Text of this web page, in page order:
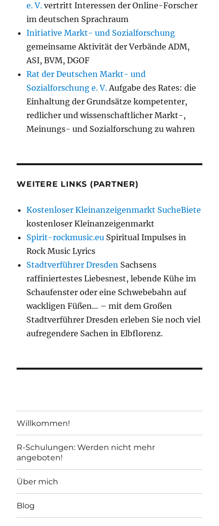
e. V. vertritt Interessen der Online-Forscher
im deutschen Sprachraum
Initiative Markt- und Sozialforschung
gemeinsame Aktivität der Verbände ADM,
ASI, BVM, DGOF
Rat der Deutschen Markt- und
Sozialforschung e. V.Aufgabe des Rates: die
Einhaltung der Grundsätze kompetenter,
redlicher und wissenschaftlicher Markt-,
Meinungs- und Sozialforschung zu wahren
WEITERE LINKS (PARTNER)
Kostenloser Kleinanzeigenmarkt SucheBiete
kostenloser Kleinanzeigenmarkt
Spirit-rockmusic.eu Spiritual Impulses in
Rock Music Lyrics
Stadtverführer Dresden Sachsens
raffiniertestes Liebesnest, lebende Kühe im
Schaufenster oder eine Schwebebahn auf
wackligen Füßen… – mit dem Großen
Stadtverführer Dresden erleben Sie noch viel
aufregendere Sachen in Elbflorenz.
Willkommen!
R-Schulungen: Werden nicht mehr
angeboten!
Über mich
Blog